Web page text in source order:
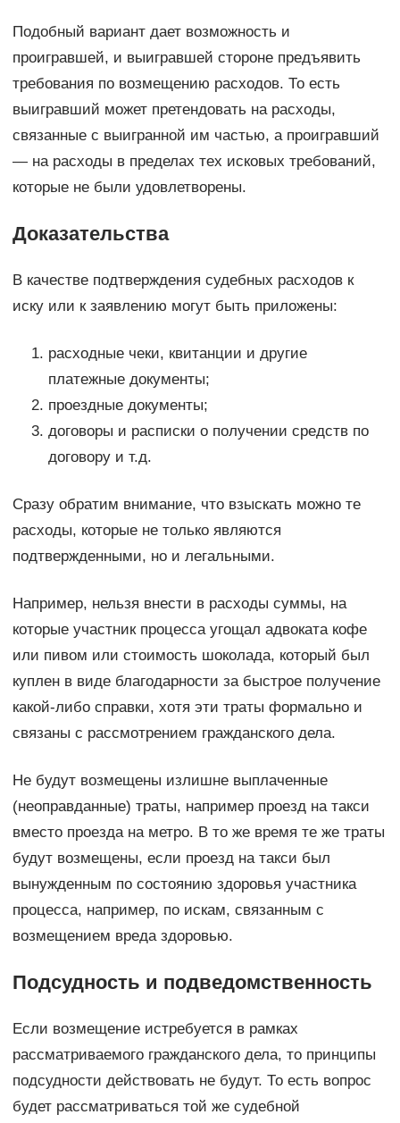
Подобный вариант дает возможность и
проигравшей, и выигравшей стороне предъявить
требования по возмещению расходов. То есть
выигравший может претендовать на расходы,
связанные с выигранной им частью, а проигравший
— на расходы в пределах тех исковых требований,
которые не были удовлетворены.
Доказательства
В качестве подтверждения судебных расходов к
иску или к заявлению могут быть приложены:
расходные чеки, квитанции и другие
платежные документы;
проездные документы;
договоры и расписки о получении средств по
договору и т.д.
Сразу обратим внимание, что взыскать можно те
расходы, которые не только являются
подтвержденными, но и легальными.
Например, нельзя внести в расходы суммы, на
которые участник процесса угощал адвоката кофе
или пивом или стоимость шоколада, который был
куплен в виде благодарности за быстрое получение
какой-либо справки, хотя эти траты формально и
связаны с рассмотрением гражданского дела.
Не будут возмещены излишне выплаченные
(неоправданные) траты, например проезд на такси
вместо проезда на метро. В то же время те же траты
будут возмещены, если проезд на такси был
вынужденным по состоянию здоровья участника
процесса, например, по искам, связанным с
возмещением вреда здоровью.
Подсудность и подведомственность
Если возмещение истребуется в рамках
рассматриваемого гражданского дела, то принципы
подсудности действовать не будут. То есть вопрос
будет рассматриваться той же судебной